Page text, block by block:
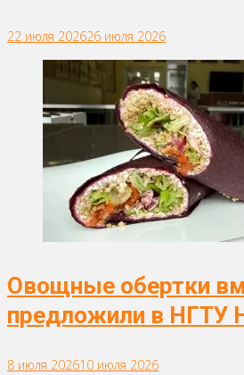
22 июля 202626 июля 2026
Овощные обертки
предложили в НГТУ
8 июля 202610 июля 2026